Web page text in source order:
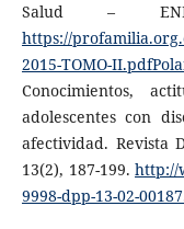
Salud –
https://
2015-TOMO-
Conocimientos,
adolescentes con
afectividad. Revista
13(2), 187-199.http://
9998-dpp-13-02-